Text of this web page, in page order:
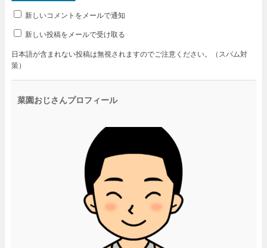
新しいコメントをメールで通知
新しい投稿をメールで受け取る
日本語が含まれない投稿は無視されますのでご注意ください。（スパム対
策）
菜園おじさんプロフィール